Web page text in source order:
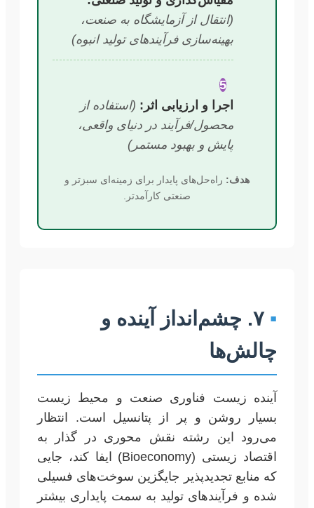
(انتقال از آزمایشگاه به صنعت،
بهینه‌سازی فرآیندهای تولید انبوه)
5
اجرا و ارزیابی اثر: (استفاده از
محصول/فرآیند در دنیای واقعی،
پایش و بهبود مستمر)
هدف: راه‌حل‌های پایدار برای زمینه‌ای سبزتر و
صنعتی کارآمدتر.
▪
۷. چشم‌انداز آینده و
چالش‌ها
آینده زیست فناوری صنعت و محیط زیست
بسیار روشن و پر از پتانسیل است. انتظار
می‌رود این رشته نقش محوری در گذار به
اقتصاد زیستی (Bioeconomy) ایفا کند، جایی
که منابع تجدیدپذیر جایگزین سوخت‌های فسیلی
شده و فرآیندهای تولید به سمت پایداری بیشتر